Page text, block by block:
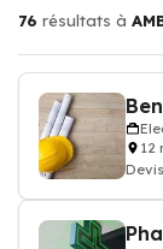
76 résultats à
12